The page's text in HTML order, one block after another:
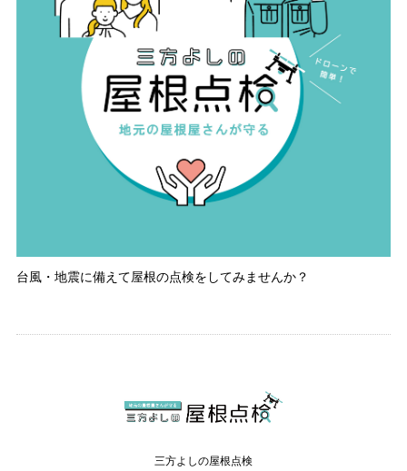
台風・地震に備えて屋根の点検をしてみませんか？
三方よしの屋根点検